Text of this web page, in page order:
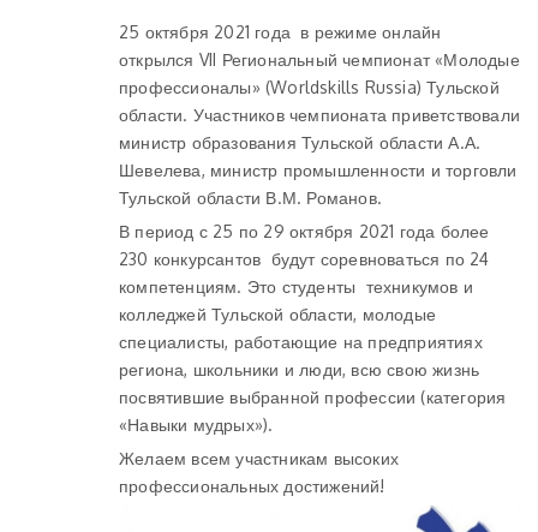
25 октября 2021 года в режиме онлайн
открылся VII Региональный чемпионат «Молодые
профессионалы» (Worldskills Russia) Тульской
области. Участников чемпионата приветствовали
министр образования Тульской области А.А.
Шевелева, министр промышленности и торговли
Тульской области В.М. Романов.
В период с 25 по 29 октября 2021 года более
230 конкурсантов будут соревноваться по 24
компетенциям. Это студенты техникумов и
колледжей Тульской области, молодые
специалисты, работающие на предприятиях
региона, школьники и люди, всю свою жизнь
посвятившие выбранной профессии (категория
«Навыки мудрых»).
Желаем всем участникам высоких
профессиональных достижений!